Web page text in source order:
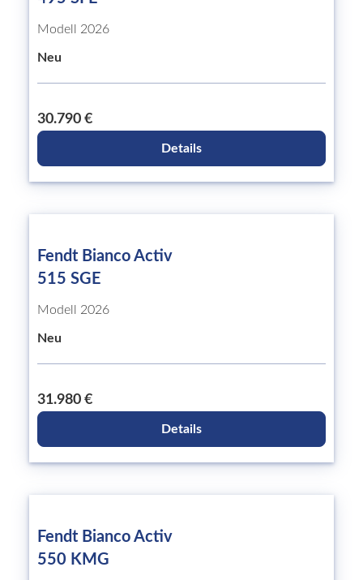
Modell 2026
Neu
30.790 €
Details
Fendt Bianco Activ
515 SGE
Modell 2026
Neu
31.980 €
Details
Fendt Bianco Activ
550 KMG